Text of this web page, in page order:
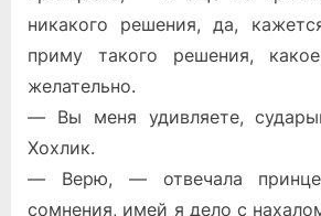
никакого решения, да,
приму такого решения,
желательно.
— Вы меня удивляете,
Хохлик.
— Верю, — отвечала
сомнения, имей я дело с